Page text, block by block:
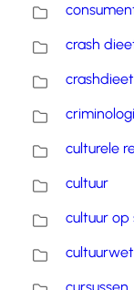
crash
crashdieet
culturele
cultuur
cultuur op